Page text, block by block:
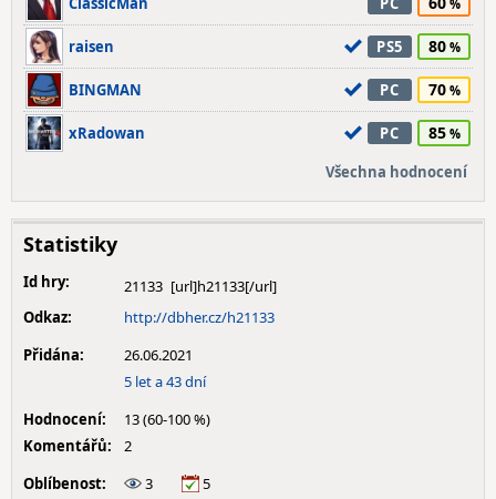
raisen PS5 80
BINGMAN PC 70
xRadowan PC 85
Všechna hodnocení
Statistiky
Id hry:
21133
Odkaz:
http://dbher.cz/h21133
Přidána:
26.06.2021
5 let a 43 dní
Hodnocení:
13 (60-100 %)
Komentářů:
2
Oblíbenost:
3
5